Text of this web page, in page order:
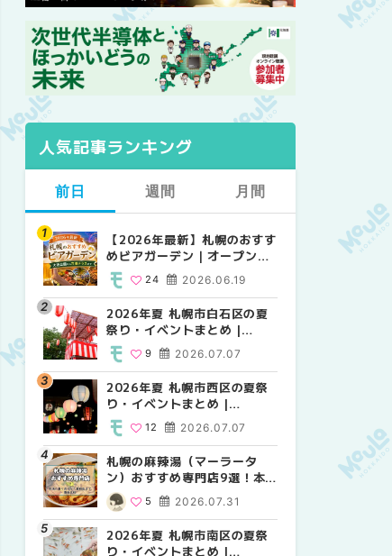
人気記事ランキング
前日
【2026年最新】札幌のおすす
めビアガーデン｜オープン日
順に徹底紹介！大通公園から
穴場テラスまで | MouLa
HOKKAIDO
2026.06.19
24
2026年夏 札幌市白石区の夏
祭り・イベントまとめ |
MouLa HOKKAIDO
2026.07.07
9
2026年夏 札幌市西区の夏祭
り・イベントまとめ |
MouLa HOKKAIDO
2026.07.07
12
札幌の麻辣湯（マーラータ
ン）おすすめ専門店9選！本
場の量り売りから最新店まで
徹底比較 | MouLa
HOKKAIDO
2026.07.31
5
2026年夏 札幌市南区の夏祭
り・イベントまとめ |
週間
【2026年最新】札幌のおすす
めビアガーデン｜オープン日
穴場テラスまで | MouLa
HOKKAIDO
24
2026年夏 札幌市西区の夏祭
り・イベントまとめ |
12
2026年夏 札幌市北区の夏祭
り・イベントまとめ |
9
2026年夏 札幌市手稲区の夏
祭り・イベントまとめ |
10
2026年夏 札幌市白石区の夏
祭り・イベントまとめ |
月間
【2026年最新】札幌のおすす
めビアガーデン｜オープン日
穴場テラスまで | MouLa
HOKKAIDO
24
2026年夏 札幌市北区の夏祭
り・イベントまとめ |
9
2026年夏 札幌市白石区の夏
祭り・イベントまとめ |
9
2026年夏 札幌市西区の夏祭
り・イベントまとめ |
12
2026年夏 札幌市手稲区の夏
祭り・イベントまとめ |